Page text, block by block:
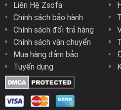
Liên Hệ Zsofa
Chính sách bảo hành
Chính sách đổi trả hàng
Chính sách vận chuyển
Mua hàng đảm bảo
Tuyển dụng